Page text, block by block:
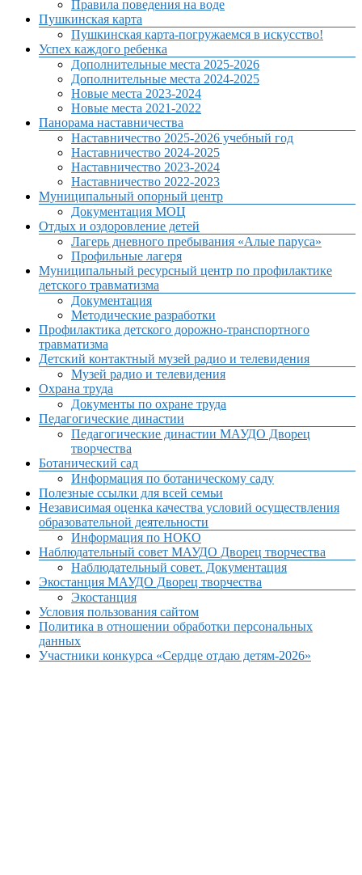
Правила поведения на воде
Пушкинская карта
Пушкинская карта-погружаемся в искусство!
Успех каждого ребенка
Дополнительные места 2025-2026
Дополнительные места 2024-2025
Новые места 2023-2024
Новые места 2021-2022
Панорама наставничества
Наставничество 2025-2026 учебный год
Наставничество 2024-2025
Наставничество 2023-2024
Наставничество 2022-2023
Муниципальный опорный центр
Документация МОЦ
Отдых и оздоровление детей
Лагерь дневного пребывания «Алые паруса»
Профильные лагеря
Муниципальный ресурсный центр по профилактике
детского травматизма
Документация
Методические разработки
Профилактика детского дорожно-транспортного
травматизма
Детский контактный музей радио и телевидения
Музей радио и телевидения
Охрана труда
Документы по охране труда
Педагогические династии
Педагогические династии МАУДО Дворец
творчества
Ботанический сад
Информация по ботаническому саду
Полезные ссылки для всей семьи
Независимая оценка качества условий осуществления
образовательной деятельности
Информация по НОКО
Наблюдательный совет МАУДО Дворец творчества
Наблюдательный совет. Документация
Экостанция МАУДО Дворец творчества
Экостанция
Условия пользования сайтом
Политика в отношении обработки персональных
данных
Участники конкурса «Сердце отдаю детям-2026»